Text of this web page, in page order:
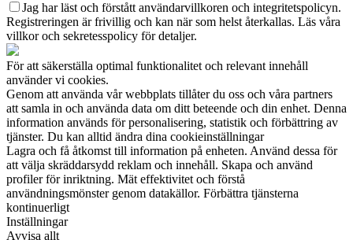
Jag har läst och förstått användarvillkoren och integritetspolicyn.
Registreringen är frivillig och kan när som helst återkallas. Läs våra
villkor och sekretesspolicy för detaljer.
För att säkerställa optimal funktionalitet och relevant innehåll
använder vi cookies.
Genom att använda vår webbplats tillåter du oss och våra partners
att samla in och använda data om ditt beteende och din enhet. Denna
information används för personalisering, statistik och förbättring av
tjänster. Du kan alltid ändra dina cookieinställningar
Lagra och få åtkomst till information på enheten. Använd dessa för
att välja skräddarsydd reklam och innehåll. Skapa och använd
profiler för inriktning. Mät effektivitet och förstå
användningsmönster genom datakällor. Förbättra tjänsterna
kontinuerligt
Inställningar
Avvisa allt